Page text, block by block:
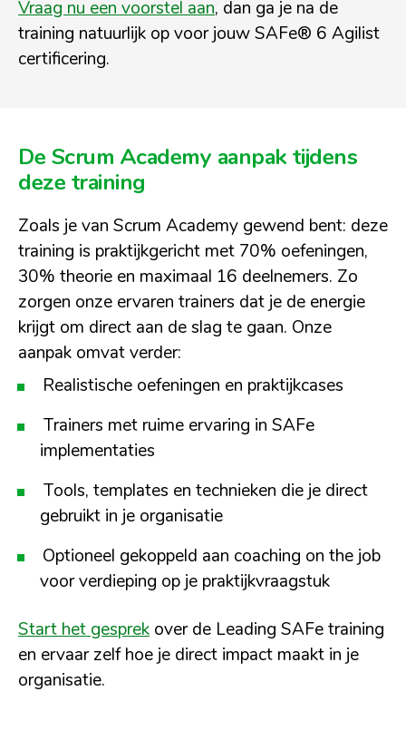
Vraag nu een voorstel aan, dan ga je na de
training natuurlijk op voor jouw SAFe® 6 Agilist
certificering.
De Scrum Academy aanpak tijdens
deze training
Zoals je van Scrum Academy gewend bent: deze
training is praktijkgericht met 70% oefeningen,
30% theorie en maximaal 16 deelnemers. Zo
zorgen onze ervaren trainers dat je de energie
krijgt om direct aan de slag te gaan. Onze
aanpak omvat verder:
Realistische oefeningen en praktijkcases
Trainers met ruime ervaring in SAFe
implementaties
Tools, templates en technieken die je direct
gebruikt in je organisatie
Optioneel gekoppeld aan coaching on the job
voor verdieping op je praktijkvraagstuk
Start het gesprek over de Leading SAFe training
en ervaar zelf hoe je direct impact maakt in je
organisatie.